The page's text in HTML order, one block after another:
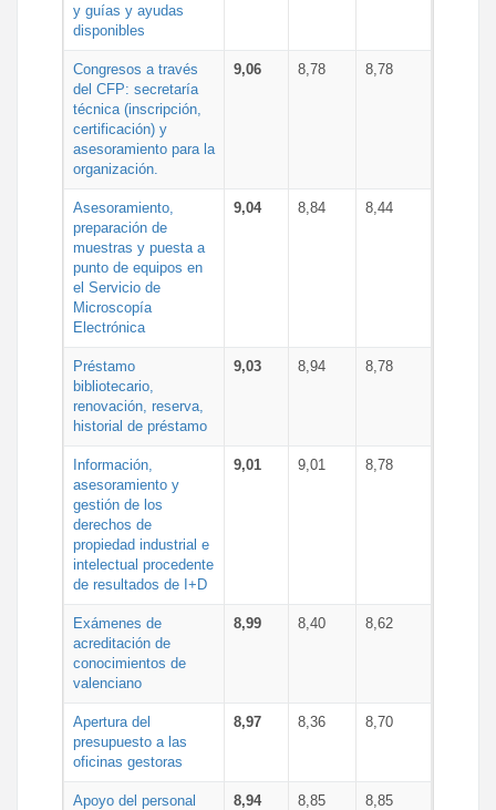
y guías y ayudas
disponibles
Congresos a través
del CFP: secretaría
técnica (inscripción,
certificación) y
asesoramiento para la
organización.
9,06 8,78 8,78
Asesoramiento,
preparación de
muestras y puesta a
punto de equipos en
el Servicio de
Microscopía
Electrónica
9,04 8,84 8,44
Préstamo
bibliotecario,
renovación, reserva,
historial de préstamo
9,03 8,94 8,78
Información,
asesoramiento y
gestión de los
derechos de
propiedad industrial e
intelectual procedente
de resultados de I+D
9,01 9,01 8,78
Exámenes de
acreditación de
conocimientos de
valenciano
8,99 8,40 8,62
Apertura del
presupuesto a las
oficinas gestoras
8,97 8,36 8,70
Apoyo del personal
8,94 8,85 8,85